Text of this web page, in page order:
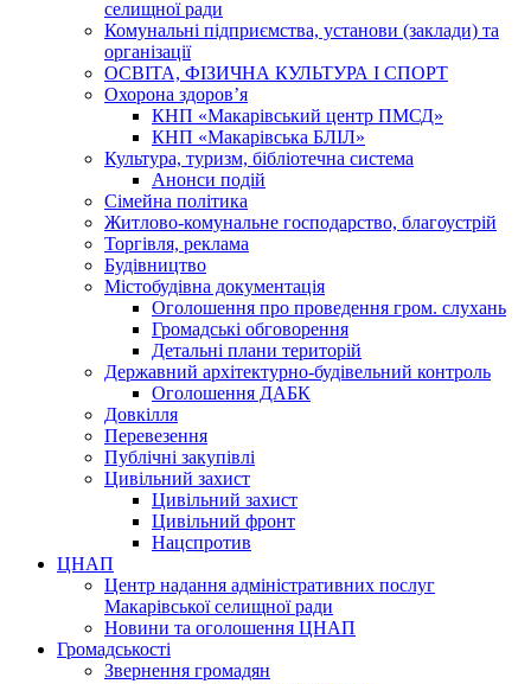
селищної ради
Комунальні підприємства, установи (заклади) та
організації
ОСВІТА, ФІЗИЧНА КУЛЬТУРА І СПОРТ
Охорона здоров’я
КНП «Макарівський центр ПМСД»
КНП «Макарівська БЛІЛ»
Культура, туризм, бібліотечна система
Анонси подій
Сімейна політика
Житлово-комунальне господарство, благоустрій
Торгівля, реклама
Будівництво
Містобудівна документація
Оголошення про проведення гром. слухань
Громадські обговорення
Детальні плани територій
Державний архітектурно-будівельний контроль
Оголошення ДАБК
Довкілля
Перевезення
Публічні закупівлі
Цивільний захист
Цивільний захист
Цивільний фронт
Нацспротив
ЦНАП
Центр надання адміністративних послуг
Макарівської селищної ради
Новини та оголошення ЦНАП
Громадськості
Звернення громадян